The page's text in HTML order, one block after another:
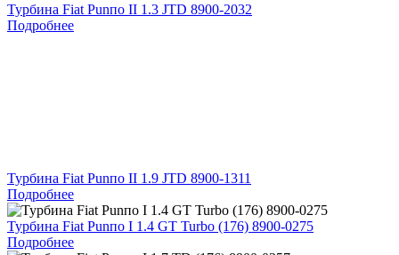
Турбина Fiat Punпо II 1.3 JTD 8900-2032
Подробнее
Турбина Fiat Punпо II 1.9 JTD 8900-1311
Подробнее
Турбина Fiat Punпо I 1.4 GT Turbo (176) 8900-0275
Подробнее